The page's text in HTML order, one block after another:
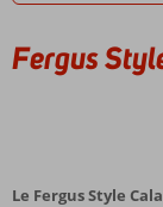
Fergus
Le Fergus Style